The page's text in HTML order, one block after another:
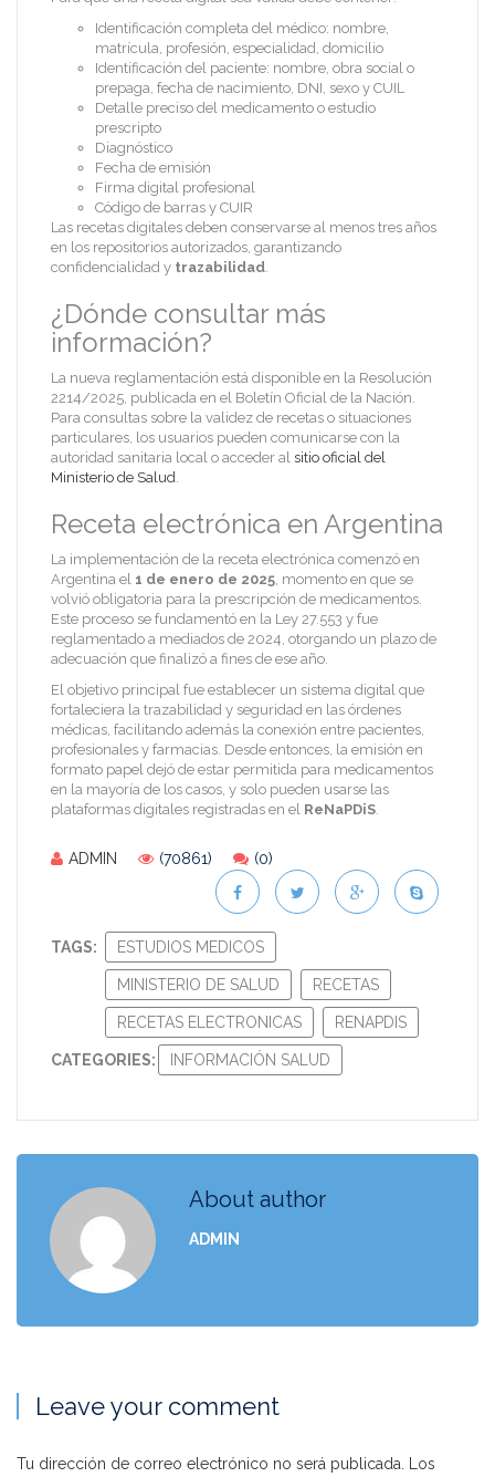
Identificación completa del médico: nombre,
matrícula, profesión, especialidad, domicilio
Identificación del paciente: nombre, obra social o
prepaga, fecha de nacimiento, DNI, sexo y CUIL
Detalle preciso del medicamento o estudio
prescripto
Diagnóstico
Fecha de emisión
Firma digital profesional
Código de barras y CUIR
Las recetas digitales deben conservarse al menos tres años
en los repositorios autorizados, garantizando
confidencialidad y trazabilidad.
¿Dónde consultar más
información?
La nueva reglamentación está disponible en la Resolución
2214/2025, publicada en el Boletín Oficial de la Nación.
Para consultas sobre la validez de recetas o situaciones
particulares, los usuarios pueden comunicarse con la
autoridad sanitaria local o acceder al sitio oficial del
Ministerio de Salud.
Receta electrónica en Argentina
La implementación de la receta electrónica comenzó en
Argentina el 1 de enero de 2025, momento en que se
volvió obligatoria para la prescripción de medicamentos.
Este proceso se fundamentó en la Ley 27.553 y fue
reglamentado a mediados de 2024, otorgando un plazo de
adecuación que finalizó a fines de ese año.
El objetivo principal fue establecer un sistema digital que
fortaleciera la trazabilidad y seguridad en las órdenes
médicas, facilitando además la conexión entre pacientes,
profesionales y farmacias. Desde entonces, la emisión en
formato papel dejó de estar permitida para medicamentos
en la mayoría de los casos, y solo pueden usarse las
plataformas digitales registradas en el ReNaPDiS.
ADMIN (70861) (0)
TAGS: ESTUDIOS MEDICOS
MINISTERIO DE SALUD RECETAS
RECETAS ELECTRONICAS RENAPDIS
CATEGORIES: INFORMACIÓN SALUD
About author
ADMIN
Leave your comment
Tu dirección de correo electrónico no será publicada.
Los